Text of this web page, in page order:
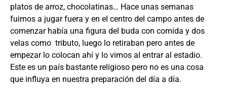
platos de arroz, chocolatinas… Hace unas semanas
fuimos a jugar fuera y en el centro del campo antes de
comenzar había una figura del buda con comida y dos
velas como tributo, luego lo retiraban pero antes de
empezar lo colocan ahí y lo vimos al entrar al estadio.
Este es un país bastante religioso pero no es una cosa
que influya en nuestra preparación del día a día.